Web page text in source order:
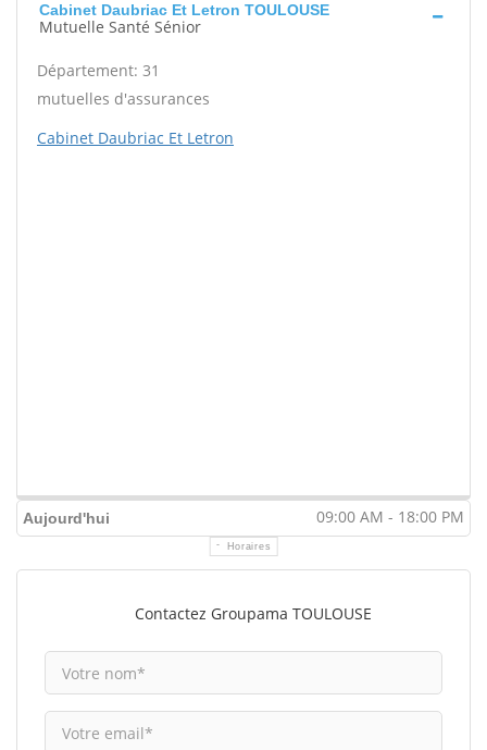
Cabinet Daubriac Et Letron TOULOUSE
Mutuelle Santé Sénior
Département: 31
mutuelles d'assurances
Cabinet Daubriac Et Letron
Aujourd'hui 09:00 AM - 18:00 PM
Horaires
Contactez Groupama TOULOUSE